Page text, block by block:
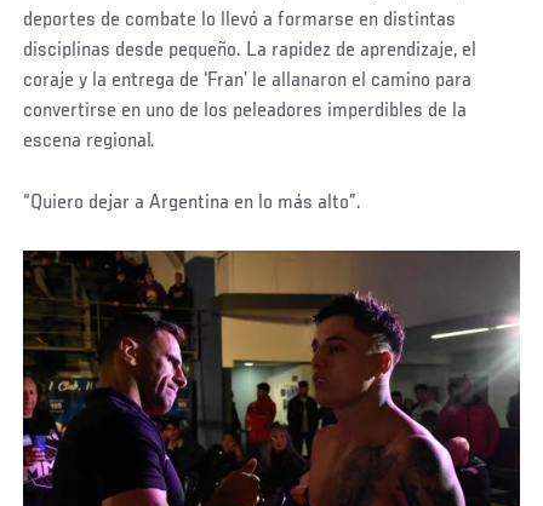
deportes de combate lo llevó a formarse en distintas
disciplinas desde pequeño. La rapidez de aprendizaje, el
coraje y la entrega de ‘Fran’ le allanaron el camino para
convertirse en uno de los peleadores imperdibles de la
escena regional.
“Quiero dejar a Argentina en lo más alto”.